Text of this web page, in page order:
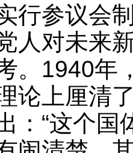
参议会制
人对未来
。1940年
论上厘清
：“这个国